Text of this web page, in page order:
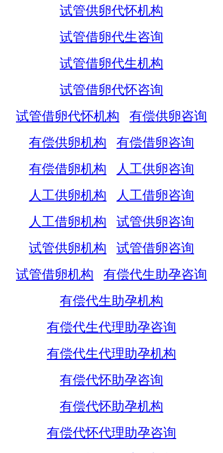
试管供卵代怀机构
试管借卵代生咨询
试管借卵代生机构
试管借卵代怀咨询
试管借卵代怀机构
有偿供卵咨询
有偿供卵机构
有偿借卵咨询
有偿借卵机构
人工供卵咨询
人工供卵机构
人工借卵咨询
人工借卵机构
试管供卵咨询
试管供卵机构
试管借卵咨询
试管借卵机构
有偿代生助孕咨询
有偿代生助孕机构
有偿代生代理助孕咨询
有偿代生代理助孕机构
有偿代怀助孕咨询
有偿代怀助孕机构
有偿代怀代理助孕咨询